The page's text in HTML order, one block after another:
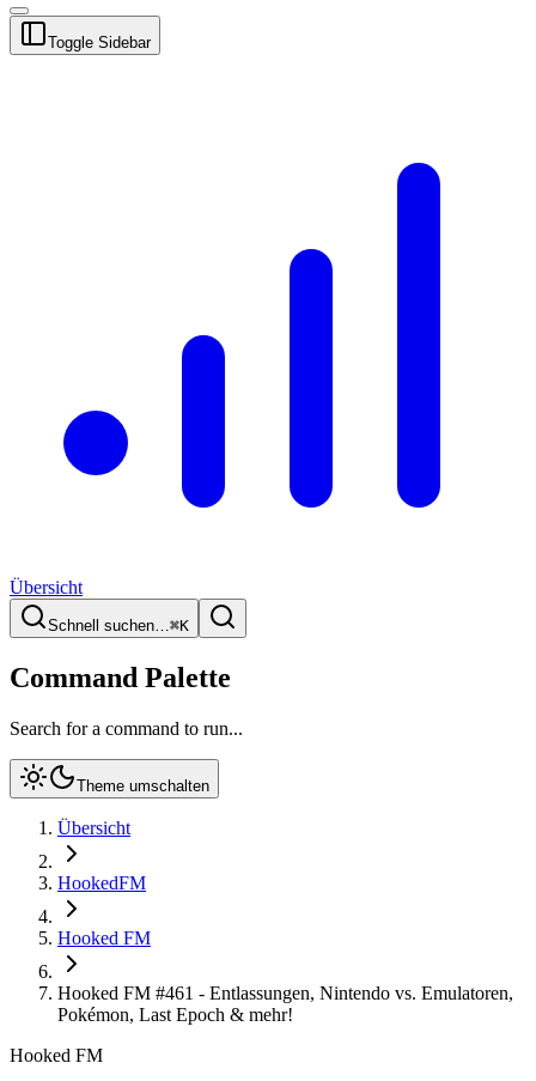
Toggle Sidebar
Übersicht
Schnell suchen…⌘K
Command Palette
Search for a command to run...
Theme umschalten
Übersicht
HookedFM
Hooked FM
Hooked FM #461 - Entlassungen, Nintendo vs. Emulatoren,
Pokémon, Last Epoch & mehr!
Hooked FM